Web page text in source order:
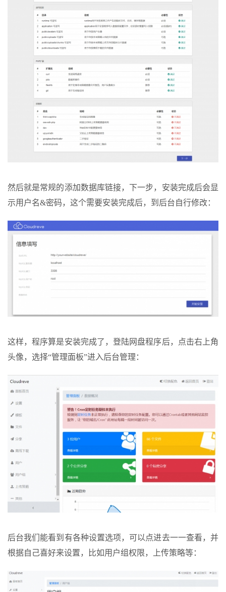
然后就是常规的添加数据库链接，下一步，安装完成后会显
示用户名&密码，这个需要安装完成后，到后台自行修改：
这样，程序算是安装完成了，登陆网盘程序后，点击右上角
头像，选择“管理面板”进入后台管理：
后台我们能看到有各种设置选项，可以点进去一一查看，并
根据自己喜好来设置，比如用户组权限，上传策略等：